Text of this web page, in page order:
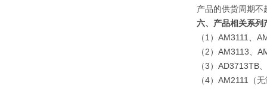
产品的供货周期不
六、产品相关系列
（1）AM3111、
（2）AM3113、
（3）AD3713TB
（4）AM2111（